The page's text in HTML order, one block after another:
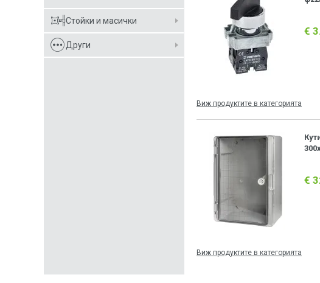
Стойки и масички
Други
€
Виж продуктите в категорията
€
Виж продуктите в категорията